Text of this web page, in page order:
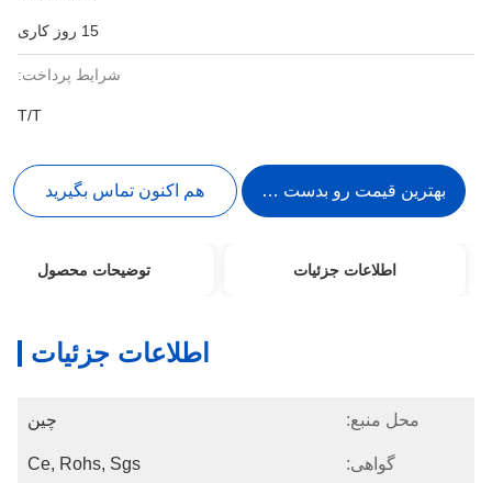
15 روز کاری
شرایط پرداخت:
T/T
بهترین قیمت رو بدست بیار هم اکنون تماس بگیرید
اطلاعات جزئیات توضیحات محصول
اطلاعات جزئیات
محل منبع: چین
گواهی: Ce, Rohs, Sgs